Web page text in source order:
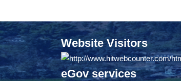
Website Visitors
eGov services